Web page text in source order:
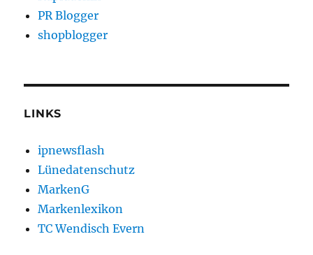
PR Blogger
shopblogger
LINKS
ipnewsflash
Lünedatenschutz
MarkenG
Markenlexikon
TC Wendisch Evern